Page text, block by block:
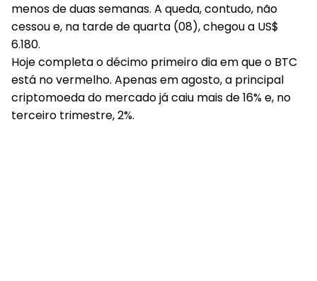
menos de duas semanas. A queda, contudo, não
cessou e, na tarde de quarta (08), chegou a US$
6.180.
Hoje completa o décimo primeiro dia em que o BTC
está no vermelho. Apenas em agosto, a principal
criptomoeda do mercado já caiu mais de 16% e, no
terceiro trimestre, 2%.